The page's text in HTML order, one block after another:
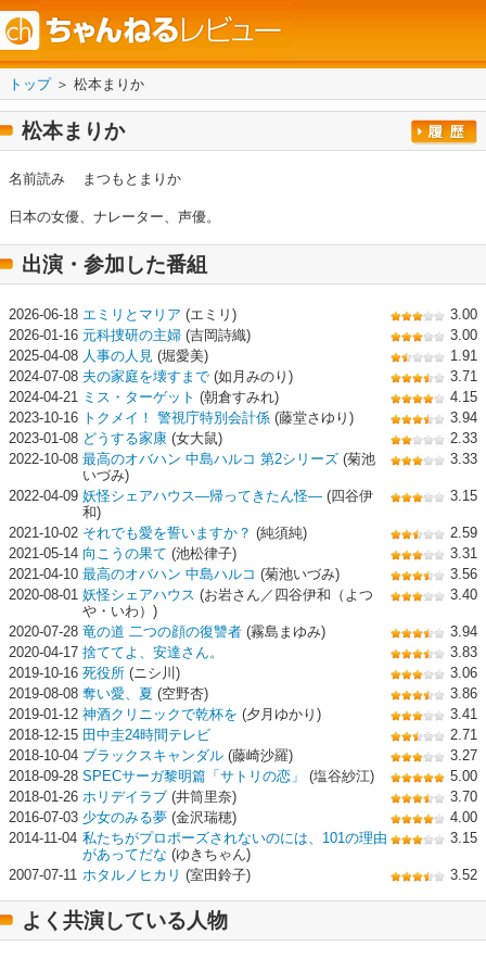
トップ＞ 松本まりか
松本まりか
名前読み まつもとまりか
日本の女優、ナレーター、声優。
出演・参加した番組
2026-06-18 エミリとマリア (エミリ)
3.00
2026-01-16 元科捜研の主婦 (吉岡詩織)
3.00
2025-04-08 人事の人見 (堀愛美)
1.91
2024-07-08 夫の家庭を壊すまで (如月みのり)
3.71
2024-04-21 ミス・ターゲット (朝倉すみれ)
4.15
2023-10-16 トクメイ！ 警視庁特別会計係 (藤堂さゆり)
3.94
2023-01-08 どうする家康 (女大鼠)
2.33
2022-10-08 最高のオバハン 中島ハルコ 第2シリーズ (菊池
いづみ)
3.33
2022-04-09 妖怪シェアハウス―帰ってきたん怪― (四谷伊
和)
3.15
2021-10-02 それでも愛を誓いますか？ (純須純)
2.59
2021-05-14 向こうの果て (池松律子)
3.31
2021-04-10 最高のオバハン 中島ハルコ (菊池いづみ)
3.56
2020-08-01 妖怪シェアハウス (お岩さん／四谷伊和（よつ
や・いわ）)
3.40
2020-07-28 竜の道 二つの顔の復讐者 (霧島まゆみ)
3.94
2020-04-17 捨ててよ、安達さん。
3.83
2019-10-16 死役所 (ニシ川)
3.06
2019-08-08 奪い愛、夏 (空野杏)
3.86
2019-01-12 神酒クリニックで乾杯を (夕月ゆかり)
3.41
2018-12-15 田中圭24時間テレビ
2.71
2018-10-04 ブラックスキャンダル (藤崎沙羅)
3.27
2018-09-28 SPECサーガ黎明篇「サトリの恋」 (塩谷紗江)
5.00
2018-01-26 ホリデイラブ (井筒里奈)
3.70
2016-07-03 少女のみる夢 (金沢瑞穂)
4.00
2014-11-04 私たちがプロポーズされないのには、101の理由
があってだな (ゆきちゃん)
3.15
2007-07-11 ホタルノヒカリ (室田鈴子) 3.52
よく共演している人物